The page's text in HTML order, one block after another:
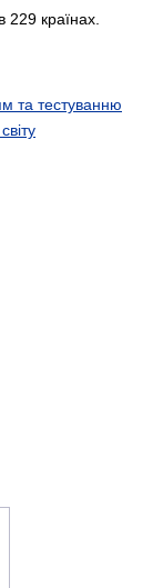
229 країнах.
та тестуванню